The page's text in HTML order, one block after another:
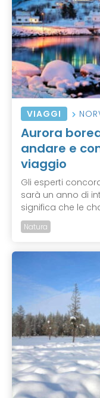
VIAGGI
Aurora
andare e
viaggio
Gli esperti
sarà un anno di
significa che le
Natura